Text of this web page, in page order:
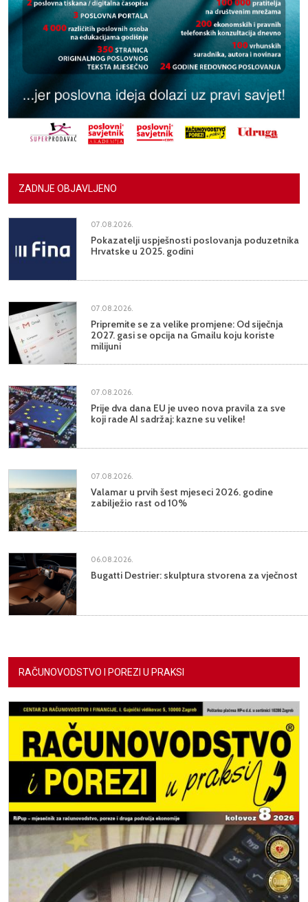
ZADNJE OBJAVLJENO
07.08.2026.
Pokazatelji uspješnosti poslovanja poduzetnika
Hrvatske u 2025. godini
07.08.2026.
Pripremite se za velike promjene: Od siječnja
2027. gasi se opcija na Gmailu koju koriste
milijuni
07.08.2026.
Prije dva dana EU je uveo nova pravila za sve
koji rade AI sadržaj: kazne su velike!
07.08.2026.
Valamar u prvih šest mjeseci 2026. godine
zabilježio rast od 10%
06.08.2026.
Bugatti Destrier: skulptura stvorena za vječnost
RAČUNOVODSTVO I POREZI U PRAKSI